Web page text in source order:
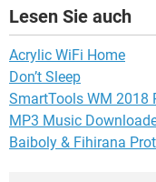
Lesen Sie auch
Acrylic WiFi Home
Don’t Sleep
SmartTools WM 2018
MP3 Music
Baiboly & Fihirana